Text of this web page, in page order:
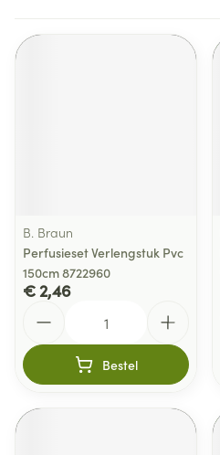
B. Braun
Perfusieset Verlengstuk Pvc
150cm 8722960
€ 2,46
Bestel